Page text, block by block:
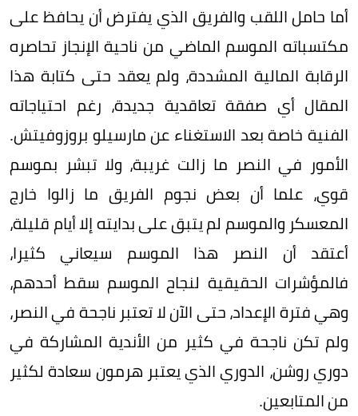
أما حامل اللقب والفريق الذي يفترض أن يحافظ على
مكتسباته الموسم الماضي من ناحية الإنجاز تحاصره
الرقابة المالية المشددة، ولم يعقد حتى كتابة هذا
المقال أي صفقة تعاقدية جديدة، رغم احتياجاته
الفنية خاصة بعد الاستغناء عن مارسيلو بروزوفيتش.
الأمور في النصر ما زالت غريبة، ولا تبشر بموسم
قوي، علما أن بعض نجوم الفريق ما زالوا خارج
المعسكر والموسم لم يتبق على بدايته إلا أيام قليلة،
أعتقد أن النصر هذا الموسم سيعاني كثيرا،
فالمؤشرات الحقيقية لنجاح الموسم سقط أحدهم،
وهي فترة الإعداد، حتى الآن لا تعتبر ناجحة في النصر،
ولم تكن ناجحة في كثير من الأندية المشاركة في
دوري روشن، الدوري الذي يعتبر هرمون سعادة لكثير
من المتابعين.